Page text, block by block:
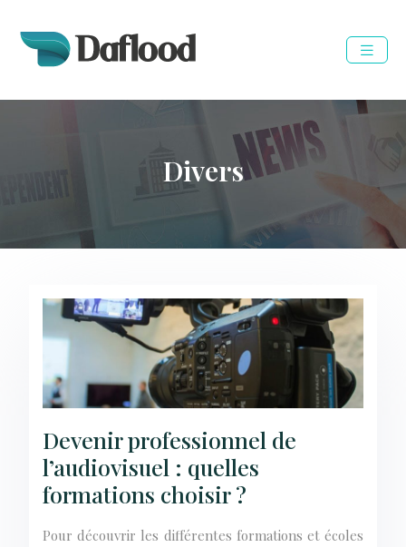
Divers
Devenir professionnel de
l’audiovisuel : quelles
formations choisir ?
Pour découvrir les différentes formations et écoles